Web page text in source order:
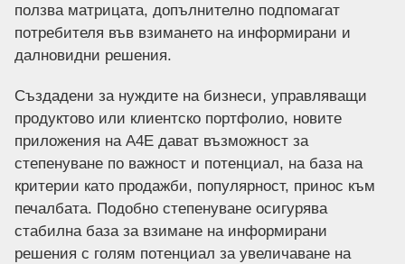
ползва матрицата, допълнително подпомагат
потребителя във взимането на информирани и
далновидни решения.
Създадени за нуждите на бизнеси, управляващи
продуктово или клиентско портфолио, новите
приложения на А4Е дават възможност за
степенуване по важност и потенциал, на база на
критерии като продажби, популярност, принос към
печалбата. Подобно степенуване осигурява
стабилна база за взимане на информирани
решения с голям потенциал за увеличаване на